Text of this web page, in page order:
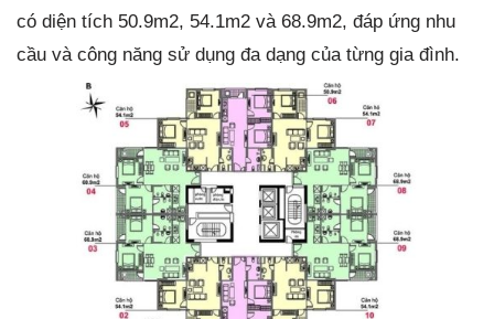
có diện tích 50.9m2, 54.1m2 và 68.9m2, đáp ứng nhu
cầu và công năng sử dụng đa dạng của từng gia đình.